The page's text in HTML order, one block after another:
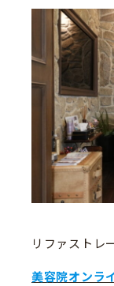
リファストレ
美容院オンラ